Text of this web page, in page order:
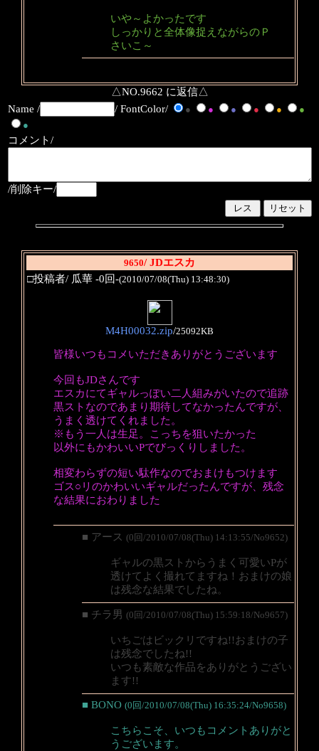
いや～よかったです
しっかりと全体像捉えながらのＰ
さいこ～
△NO.9662 に返信△
Name /
/ FontColor/ ● ● ● ● ●
●
●
コメント/
/削除キー/
9650/ JDエスカ
□投稿者/ 瓜華 -0回-(2010/07/08(Thu) 13:48:30)
M4H00032.zip/25092KB
皆様いつもコメいただきありがとうございます
今回もJDさんです
エスカにてギャルっぽい二人組みがいたので追跡
黒ストなのであまり期待してなかったんですが、
うまく透けてくれました。
※もう一人は生足。こっちを狙いたかった
以外にもかわいいPでびっくりしました。
相変わらずの短い駄作なのでおまけもつけます
ゴス○リのかわいいギャルだったんですが、残念
な結果におわりました
■ アース (0回/2010/07/08(Thu) 14:13:55/No9652)
ギャルの黒ストからうまく可愛いPが
透けてよく撮れてますね！おまけの娘
は残念な結果でしたね。
■ チラ男 (0回/2010/07/08(Thu) 15:59:18/No9657)
いちごはビックリですね!!おまけの子
は残念でしたね!!
いつも素敵な作品をありがとうござい
ます!!
■ BONO (0回/2010/07/08(Thu) 16:35:24/No9658)
こちらこそ、いつもコメントありがと
うございます。